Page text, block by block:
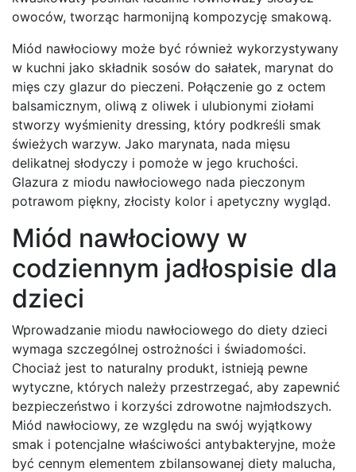
owoców, tworząc harmonijną kompozycję smakową.
Miód nawłociowy może być również wykorzystywany
w kuchni jako składnik sosów do sałatek, marynat do
mięs czy glazur do pieczeni. Połączenie go z octem
balsamicznym, oliwą z oliwek i ulubionymi ziołami
stworzy wyśmienity dressing, który podkreśli smak
świeżych warzyw. Jako marynata, nada mięsu
delikatnej słodyczy i pomoże w jego kruchości.
Glazura z miodu nawłociowego nada pieczonym
potrawom piękny, złocisty kolor i apetyczny wygląd.
Miód nawłociowy w
codziennym jadłospisie dla
dzieci
Wprowadzanie miodu nawłociowego do diety dzieci
wymaga szczególnej ostrożności i świadomości.
Chociaż jest to naturalny produkt, istnieją pewne
wytyczne, których należy przestrzegać, aby zapewnić
bezpieczeństwo i korzyści zdrowotne najmłodszych.
Miód nawłociowy, ze względu na swój wyjątkowy
smak i potencjalne właściwości antybakteryjne, może
być cennym elementem zbilansowanej diety malucha,